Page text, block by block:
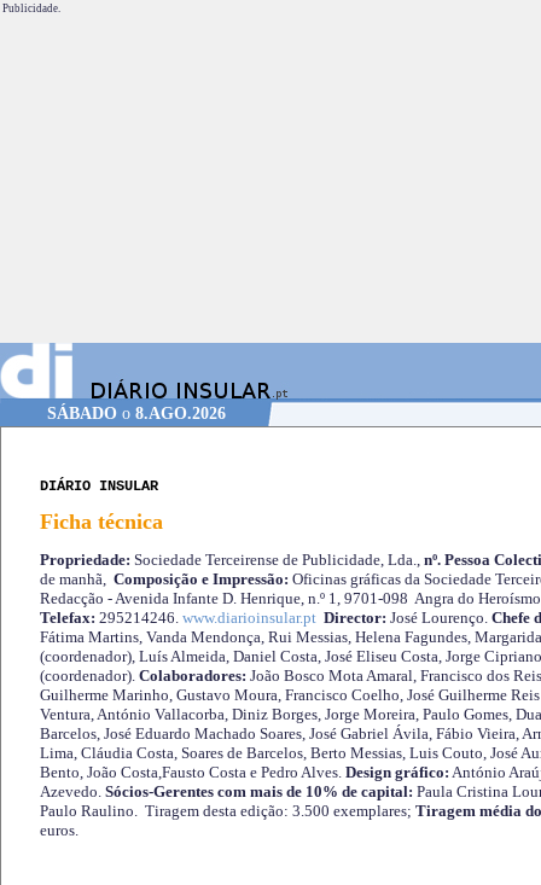
Publicidade.
SÁBADOo 8.AGO.2026
DIÁRIO INSULAR
Ficha técnica
Propriedade: Sociedade Terceirense de Publicidade, Lda., nº. Pessoa
de manhã, Composição e Impressão: Oficinas gráficas da Sociedade
Redacção - Avenida Infante D. Henrique, n.º 1, 9701-098 Angra do
Telefax: 295214246. www.diarioinsular.pt Director: José Lourenço. Chefe
Fátima Martins, Vanda Mendonça, Rui Messias, Helena Fagundes,
(coordenador), Luís Almeida, Daniel Costa, José Eliseu Costa, Jorge
(coordenador). Colaboradores: João Bosco Mota Amaral, Francisco dos
Guilherme Marinho, Gustavo Moura, Francisco Coelho, José Guilherme
Ventura, António Vallacorba, Diniz Borges, Jorge Moreira, Paulo Gomes,
Barcelos, José Eduardo Machado Soares, José Gabriel Ávila, Fábio Vieira,
Lima, Cláudia Costa, Soares de Barcelos, Berto Messias, Luis Couto, José
Bento, João Costa,Fausto Costa e Pedro Alves. Design gráfico: António
Azevedo. Sócios-Gerentes com mais de 10% de capital: Paula Cristina
Paulo Raulino. Tiragem desta edição: 3.500 exemplares; Tiragem média
euros.